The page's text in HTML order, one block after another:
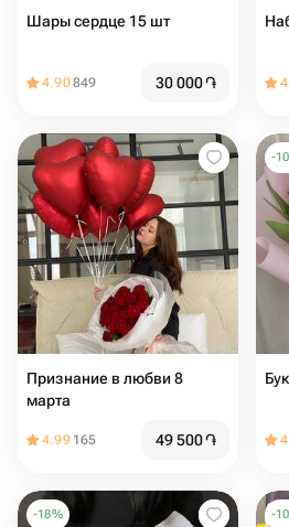
Шары сердце 15 шт
4.90849 30 000֏
Признание в любви 8
марта
4.99 165 49 500֏
-10
-18% -10